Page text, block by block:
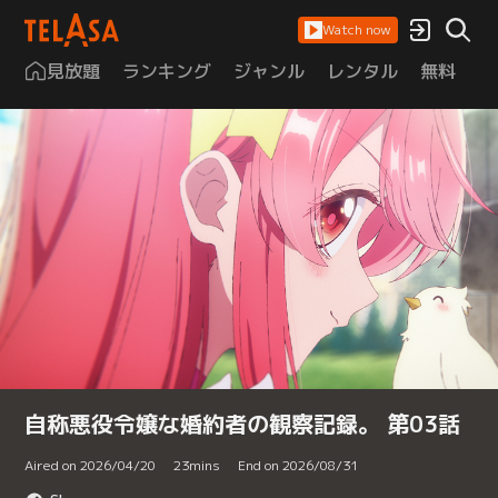
Watch now
見放題 ランキング ジャンル レンタル 無料
自称悪役令嬢な婚約者の観察記録。 第03話
Aired on 2026/04/20 23mins End on 2026/08/31